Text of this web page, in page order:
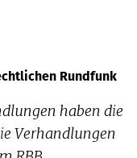
Rundfunk
haben die
Verhandlungen